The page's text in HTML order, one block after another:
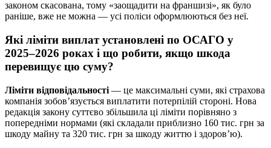
законом скасована, тому «заощадити на франшизі», як було
раніше, вже не можна — усі поліси оформлюються без неї.
Які ліміти виплат установлені по ОСАГО у
2025–2026 роках і що робити, якщо шкода
перевищує цю суму?
Ліміти відповідальності — це максимальні суми, які страхова
компанія зобов’язується виплатити потерпілій стороні. Нова
редакція закону суттєво збільшила ці ліміти порівняно з
попередніми нормами (які складали приблизно 160 тис. грн за
шкоду майну та 320 тис. грн за шкоду життю і здоров’ю).